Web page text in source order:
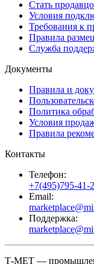
Стать
Условия
Требования к
Правила
Служба
Документы
Правила и
Политика
Условия
Правила
Контакты
Телефон:
+7(495)795-41-
Email:
Поддержка:
Т-МЕТ —